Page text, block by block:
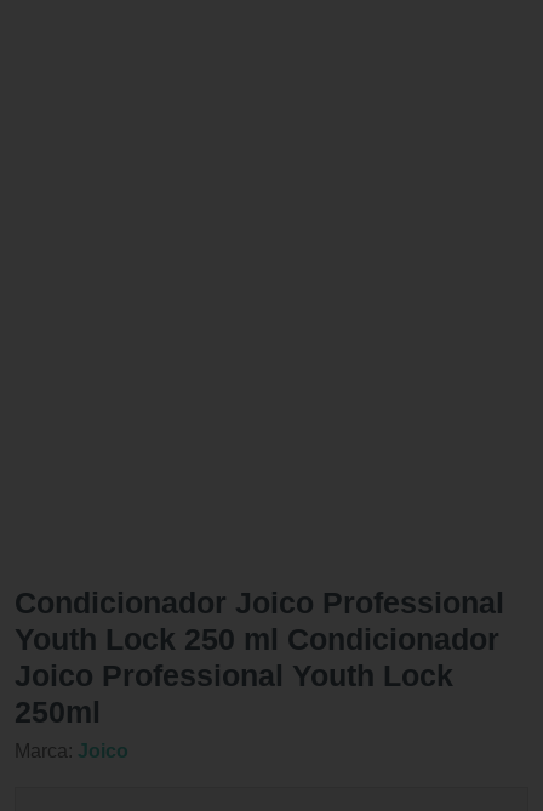
Condicionador Joico Professional
Youth Lock 250 ml Condicionador
Joico Professional Youth Lock
250ml
Marca: Joico